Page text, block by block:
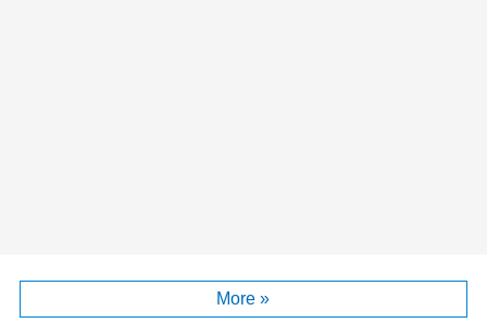
More »